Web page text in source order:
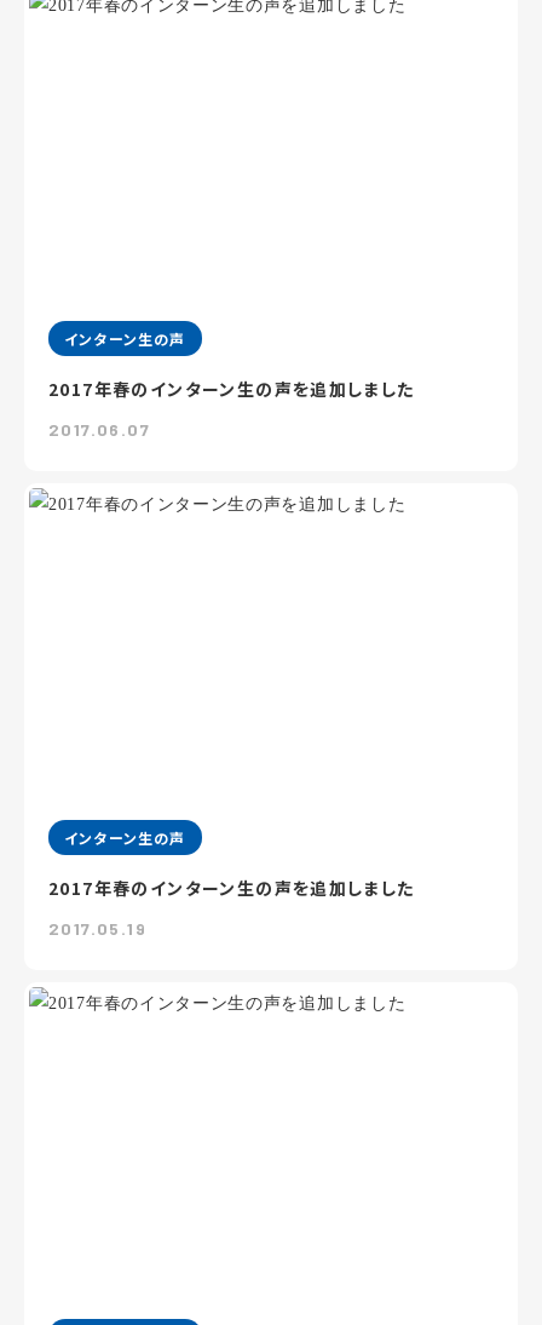
インターン生の声
2017年春のインターン生の声を追加しました
2017.06.07
インターン生の声
2017年春のインターン生の声を追加しました
2017.05.19